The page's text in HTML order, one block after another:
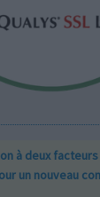
à deux facteurs
un nouveau